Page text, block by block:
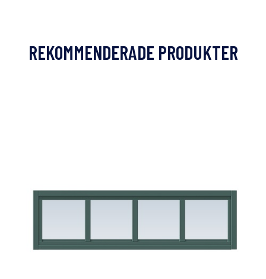
REKOMMENDERADE PRODUKTER